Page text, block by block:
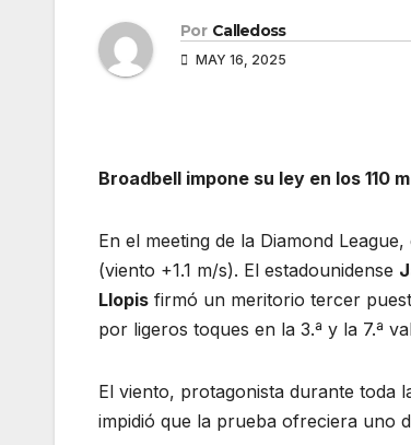
Por Calledoss
MAY 16, 2025
Broadbell impone su ley en los 110
En el meeting de la Diamond League,
(viento +1.1 m/s). El estadounidense
Llopis firmó un meritorio tercer
por ligeros toques en la 3.ª y la 7.ª
El viento, protagonista durante toda
impidió que la prueba ofreciera uno